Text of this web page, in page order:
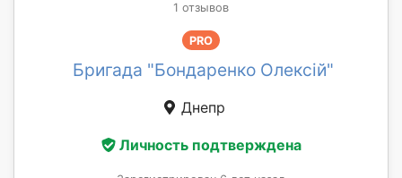
1 отзывов
PRO
Бригада "Бондаренко Олексій"
Днепр
Личность подтверждена